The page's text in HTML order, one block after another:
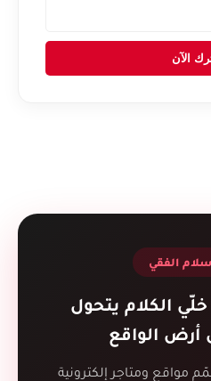
الآن
الفقي
الكلام يتحول
أرض الواقع
مواقع ومتاجر إلكترونية